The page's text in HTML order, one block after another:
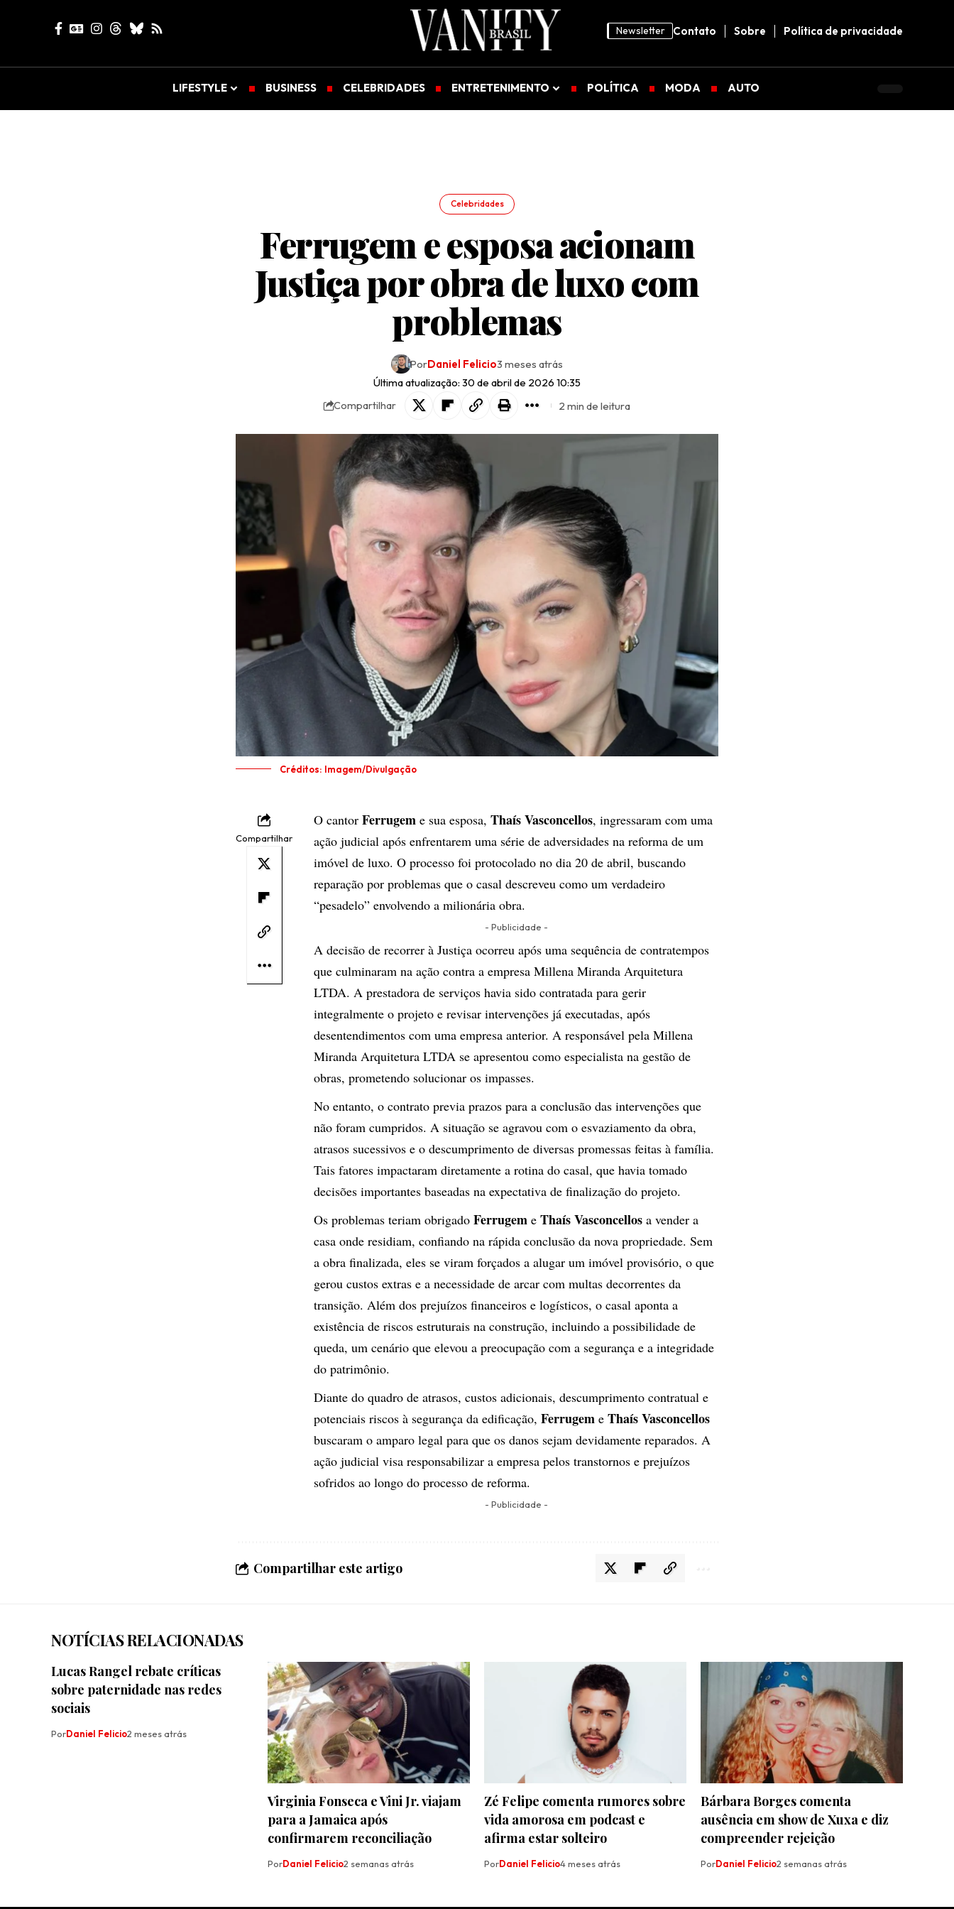
Newsletter Contato Sobre Política de privacidade
LIFESTYLE BUSINESS CELEBRIDADES ENTRETENIMENTO POLÍTICA MODA AUTO
Celebridades
Ferrugem e esposa acionam
Justiça por obra de luxo com
problemas
Última atualização: 30 de abril de 2026 10:35
PorDaniel Felicio3 meses atrás
Compartilhar 2 min de leitura
Créditos: Imagem/Divulgação
Compartilhar
O cantor Ferrugem e sua esposa, Thaís Vasconcellos, ingressaram com uma
ação judicial após enfrentarem uma série de adversidades na reforma de um
imóvel de luxo. O processo foi protocolado no dia 20 de abril, buscando
reparação por problemas que o casal descreveu como um verdadeiro
“pesadelo” envolvendo a milionária obra.
- Publicidade -
A decisão de recorrer à Justiça ocorreu após uma sequência de contratempos
que culminaram na ação contra a empresa Millena Miranda Arquitetura
LTDA. A prestadora de serviços havia sido contratada para gerir
integralmente o projeto e revisar intervenções já executadas, após
desentendimentos com uma empresa anterior. A responsável pela Millena
Miranda Arquitetura LTDA se apresentou como especialista na gestão de
obras, prometendo solucionar os impasses.
No entanto, o contrato previa prazos para a conclusão das intervenções que
não foram cumpridos. A situação se agravou com o esvaziamento da obra,
atrasos sucessivos e o descumprimento de diversas promessas feitas à família.
Tais fatores impactaram diretamente a rotina do casal, que havia tomado
decisões importantes baseadas na expectativa de finalização do projeto.
Os problemas teriam obrigado Ferrugem e Thaís Vasconcellos a vender a
casa onde residiam, confiando na rápida conclusão da nova propriedade. Sem
a obra finalizada, eles se viram forçados a alugar um imóvel provisório, o que
gerou custos extras e a necessidade de arcar com multas decorrentes da
transição. Além dos prejuízos financeiros e logísticos, o casal aponta a
existência de riscos estruturais na construção, incluindo a possibilidade de
queda, um cenário que elevou a preocupação com a segurança e a integridade
do patrimônio.
Diante do quadro de atrasos, custos adicionais, descumprimento contratual e
potenciais riscos à segurança da edificação, Ferrugem e Thaís Vasconcellos
buscaram o amparo legal para que os danos sejam devidamente reparados. A
ação judicial visa responsabilizar a empresa pelos transtornos e prejuízos
sofridos ao longo do processo de reforma.
- Publicidade -
Compartilhar este artigo
NOTÍCIAS RELACIONADAS
Lucas Rangel rebate críticas
sobre paternidade nas redes
sociais
PorDaniel Felicio2 meses atrás
Virginia Fonseca e Vini Jr. viajam
para a Jamaica após
confirmarem reconciliação
PorDaniel Felicio2 semanas atrás
Zé Felipe comenta rumores sobre
vida amorosa em podcast e
afirma estar solteiro
PorDaniel Felicio4 meses atrás
Bárbara Borges comenta
ausência em show de Xuxa e diz
compreender rejeição
PorDaniel Felicio2 semanas atrás